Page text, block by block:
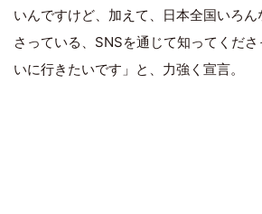
いんですけど、加えて、日本全国いろ
さっている、SNSを通じて知ってくだ
いに行きたいです」と、力強く宣言。